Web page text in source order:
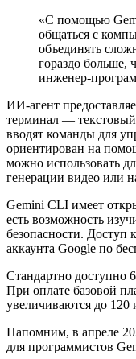
«С помощью
общаться с
объединять
гораздо больше,
инженер-
ИИ-агент
терминал — текстовый
вводят команды для
ориентирован на
можно использовать
генерации видео или
Gemini CLI имеет
есть возможность
безопасности. Доступ
аккаунта Google по
Стандартно доступно
При оплате базовой
увеличиваются до 120
Напомним, в апреле
для программистов